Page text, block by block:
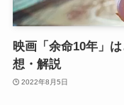
映画「余命10年」
想・解説
2022年8月5日